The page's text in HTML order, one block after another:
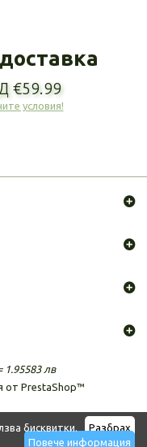
бисквитки.
Разбрах
Повече информация
€59.99
условия!
от PrestaShop™
1.95583 лв